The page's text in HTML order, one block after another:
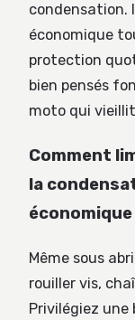
condensation.
économique
protection
bien pensés
moto qui
Comment
la
économique
Même sous
rouiller vis,
Privilégiez